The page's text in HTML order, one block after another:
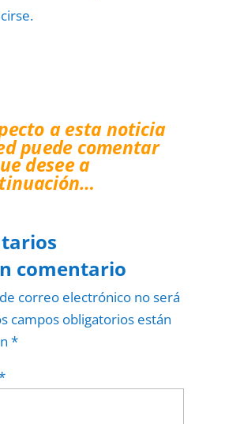
a esta noticia
puede comentar
desee a
comentario
correo electrónico no será
campos obligatorios están
*